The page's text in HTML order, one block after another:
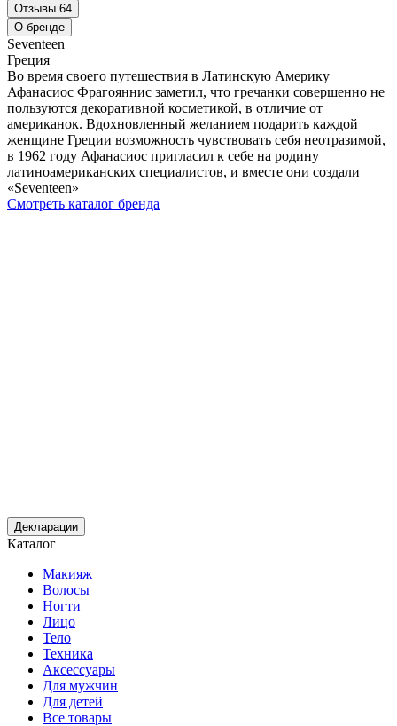
Отзывы 64
О бренде
Seventeen
Греция
Во время своего путешествия в Латинскую Америку
Афанасиос Фрагояннис заметил, что гречанки совершенно не
пользуются декоративной косметикой, в отличие от
американок. Вдохновленный желанием подарить каждой
женщине Греции возможность чувствовать себя неотразимой,
в 1962 году Афанасиос пригласил к себе на родину
латиноамериканских специалистов, и вместе они создали
«Seventeen»
Смотреть каталог бренда
Декларации
Каталог
Макияж
Волосы
Ногти
Лицо
Тело
Техника
Аксессуары
Для мужчин
Для детей
Все товары